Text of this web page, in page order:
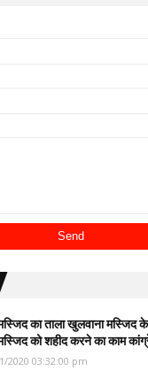
मस्जिद का ताला खुलवाना मस्जिद
को शहीद करने का काम
2020 03:32:00 pm